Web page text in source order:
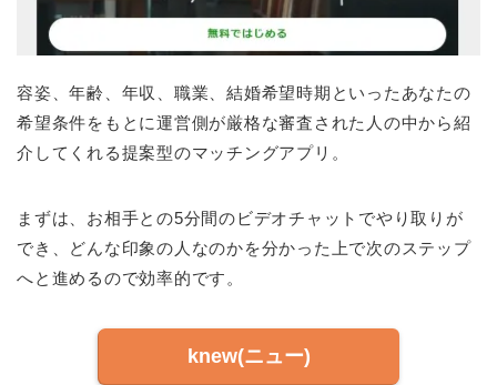
容姿、年齢、年収、職業、結婚希望時期といったあなたの
希望条件をもとに運営側が厳格な審査された人の中から紹
介してくれる提案型のマッチングアプリ。
まずは、お相手との5分間のビデオチャットでやり取りが
でき、どんな印象の人なのかを分かった上で次のステップ
へと進めるので効率的です。
knew(ニュー)